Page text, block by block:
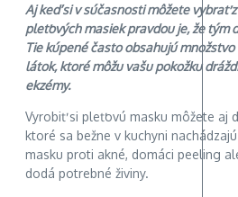
Aj keď si v súčasnosti môžete vybrať
pleťových masiek pravdou je, že tým
Tie kúpené často obsahujú
látok, ktoré môžu vašu pokožku
ekzémy.
Vyrobiť si pleťovú masku môžete aj
ktoré sa bežne v kuchyni
masku proti akné, domáci peeling
dodá potrebné živiny.